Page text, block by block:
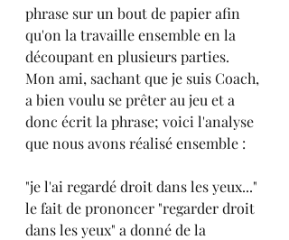
phrase sur un bout de papier afin
qu'on la travaille ensemble en la
découpant en plusieurs parties.
Mon ami, sachant que je suis Coach,
a bien voulu se prêter au jeu et a
donc écrit la phrase; voici l'analyse
que nous avons réalisé ensemble :
"je l'ai regardé droit dans les yeux..."
le fait de prononcer "regarder droit
dans les yeux" a donné de la